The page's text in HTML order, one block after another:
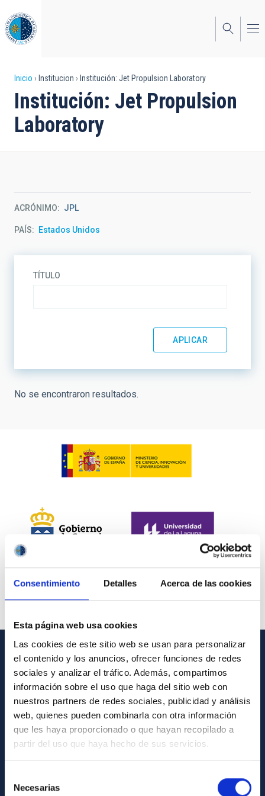
Consentimiento Detalles Acerca de las cookies
Esta página web usa cookies
Las cookies de este sitio web se usan para personalizar
el contenido y los anuncios, ofrecer funciones de redes
sociales y analizar el tráfico. Además, compartimos
información sobre el uso que haga del sitio web con
nuestros partners de redes sociales, publicidad y análisis
web, quienes pueden combinarla con otra información
que les haya proporcionado o que hayan recopilado a
partir del uso que haya hecho de sus servicios.
Necesarias
al
contenido
principal
Sobrescribir
enlaces
de
navegación
Inicio Institucion Institución: Jet Propulsion Laboratory
Institución: Jet Propulsion
Laboratory
ACRÓNIMO JPL
PAÍS Estados Unidos
TÍTULO
No se encontraron resultados.
INFORMACIÓN GENERAL
Contacto
Cómo llegar al IAC
Directorio de personal
Biblioteca